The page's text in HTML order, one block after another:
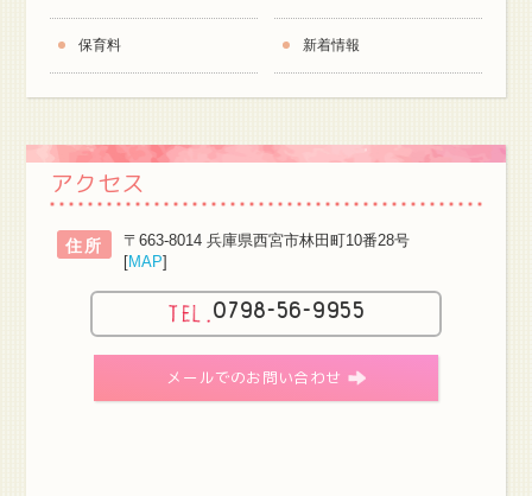
保育料 新着情報
アクセス
住所
〒663-8014 兵庫県西宮市林田町10番28号
[MAP]
0798-56-9955
メールでのお問い合わせ